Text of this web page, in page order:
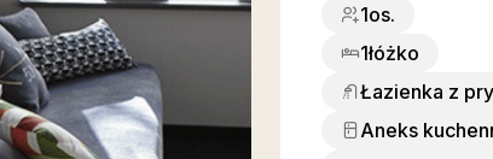
1os.
1łóżko
Łazienka z
Aneks